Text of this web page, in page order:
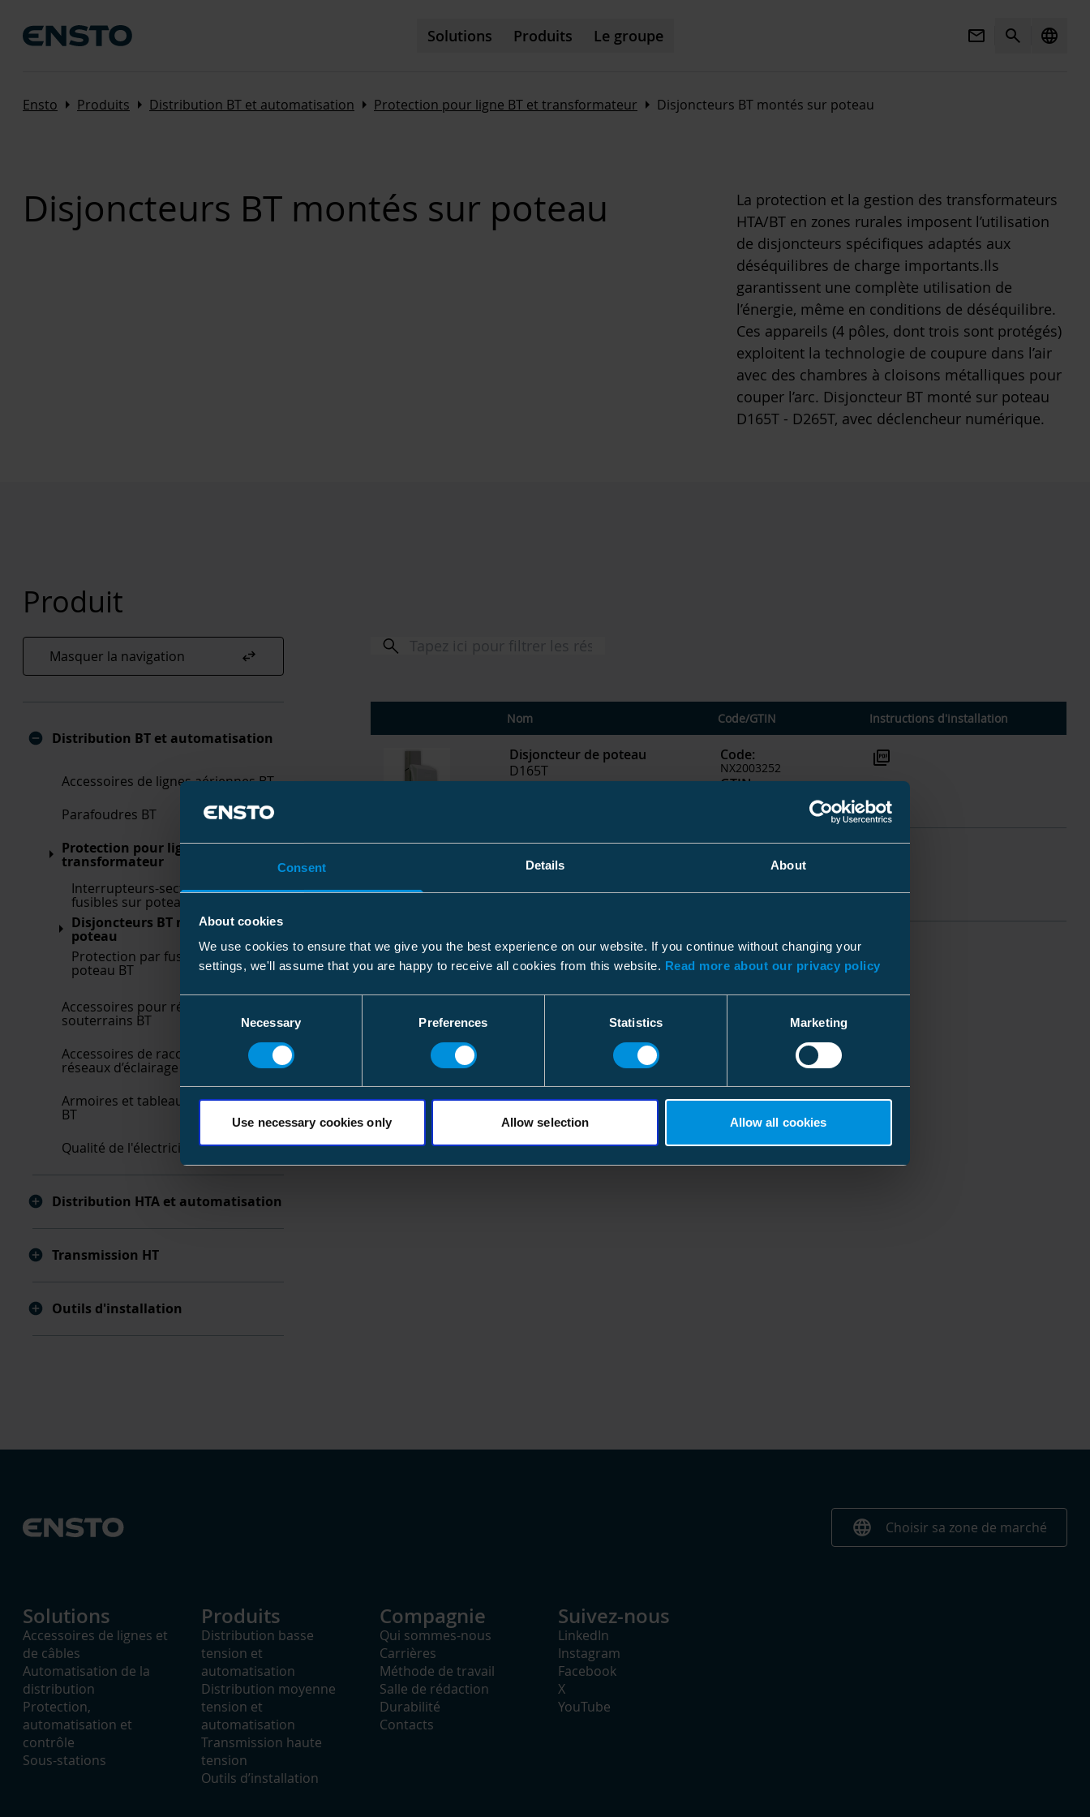
Consent Details About
About cookies
We use cookies to ensure that we give you the best experience on our website. If you continue without changing your
settings, we'll assume that you are happy to receive all cookies from this website. Read more about our privacy policy
Consent
Necessary Preferences Statistics Marketing
Use necessary cookies only Allow selection Allow all cookies
Solutions Produits Le groupe Mail Search language
Ensto Arrow_right Produits Arrow_right Distribution BT et automatisation Arrow_right Protection pour ligne BT et transformateur Arrow_right Disjoncteurs BT montés sur poteau
Disjoncteurs BT montés sur poteau
La protection et la gestion des transformateurs
HTA/BT en zones rurales imposent l’utilisation
de disjoncteurs spécifiques adaptés aux
déséquilibres de charge importants.Ils
garantissent une complète utilisation de
l’énergie, même en conditions de déséquilibre.
Ces appareils (4 pôles, dont trois sont protégés)
exploitent la technologie de coupure dans l’air
avec des chambres à cloisons métalliques pour
couper l’arc. Disjoncteur BT monté sur poteau
D165T - D265T, avec déclencheur numérique.
Produit
Masquer la navigation swap_horiz
Distribution BT et automatisation
Accessoires de lignes aériennes BT
Parafoudres BT
Protection pour ligne BT et
transformateur
Interrupteurs-sectionneurs à
fusibles sur poteau BT
Disjoncteurs BT montés sur
poteau
Protection par fusible montée sur
poteau BT
Accessoires pour réseaux
souterrains BT
Accessoires de raccordement pour
réseaux d’éclairage public
Armoires et tableaux de distribution
BT
Qualité de l'électricité
Distribution HTA et automatisation
Transmission HT
Outils d'installation
Nom Code/GTIN Instructions d'installation
Disjoncteur de poteau
D165T
Code:
NX2003252
GTIN:
picture_as_pdf
Disjoncteur de poteau
D265T
Code:
NX2003253
03700540411119
picture_as_pdf
language Choisir sa zone de marché
Solutions
Accessoires de lignes et
de câbles
Automatisation de la
distribution
Protection,
automatisation et
contrôle
Sous-stations
Produits
Distribution basse
tension et
automatisation
Distribution moyenne
tension et
automatisation
Transmission haute
tension
Outils d’installation
Compagnie
Qui sommes-nous
Carrières
Méthode de travail
Salle de rédaction
Durabilité
Contacts
Suivez-nous
LinkedIn
Instagram
Facebook
X
YouTube